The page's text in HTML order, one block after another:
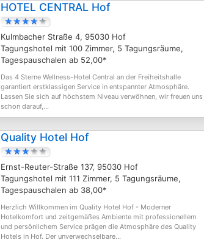
HOTEL CENTRAL Hof
Kulmbacher Straße 4, 95030 Hof
Tagungshotel mit 100 Zimmer, 5 Tagungsräume,
Tagespauschalen ab 52,00*
Das 4 Sterne Wellness-Hotel Central an der Freiheitshalle
garantiert erstklassigen Service in entspannter Atmosphäre.
Lassen Sie sich auf höchstem Niveau verwöhnen, wir freuen uns
schon darauf,...
Quality Hotel Hof
Ernst-Reuter-Straße 137, 95030 Hof
Tagungshotel mit 111 Zimmer, 5 Tagungsräume,
Tagespauschalen ab 38,00*
Herzlich Willkommen im Quality Hotel Hof - Moderner
Hotelkomfort und zeitgemäßes Ambiente mit professionellem
und persönlichem Service prägen die Atmosphäre des Quality
Hotels in Hof. Der unverwechselbare...